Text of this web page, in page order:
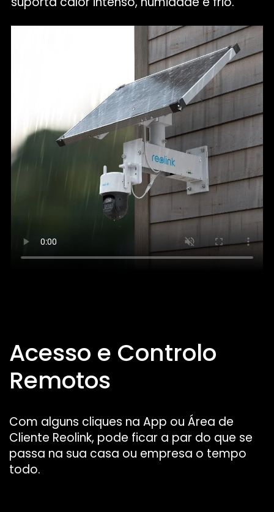
Acesso e Controlo
Remotos
Com alguns cliques na App ou Área de
Cliente Reolink, pode ficar a par do que se
passa na sua casa ou empresa o tempo
todo.